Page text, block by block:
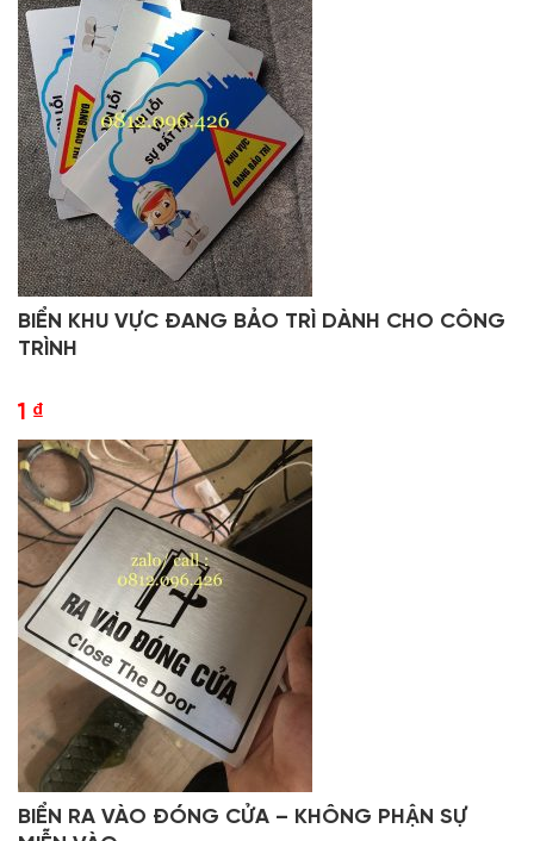
BIỂN KHU VỰC ĐANG BẢO TRÌ DÀNH CHO CÔNG
TRÌNH
1 ₫
BIỂN RA VÀO ĐÓNG CỬA – KHÔNG PHẬN SỰ